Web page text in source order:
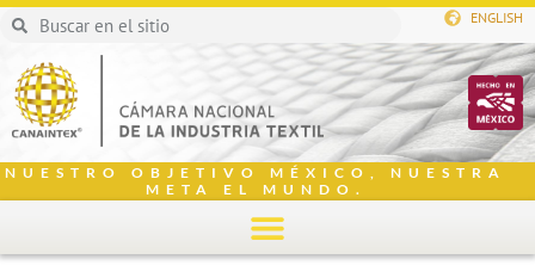
ENGLISH
NUESTRO OBJETIVO MÉXICO, NUESTRA
META EL MUNDO.